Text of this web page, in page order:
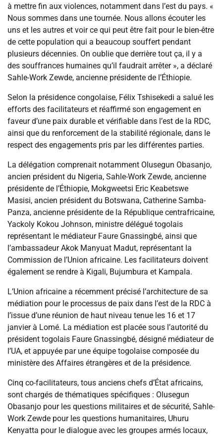
à mettre fin aux violences, notamment dans l’est du pays. «
Nous sommes dans une tournée. Nous allons écouter les
uns et les autres et voir ce qui peut être fait pour le bien-être
de cette population qui a beaucoup souffert pendant
plusieurs décennies. On oublie que derrière tout ça, il y a
des souffrances humaines qu’il faudrait arrêter », a déclaré
Sahle-Work Zewde, ancienne présidente de l’Éthiopie.
Selon la présidence congolaise, Félix Tshisekedi a salué les
efforts des facilitateurs et réaffirmé son engagement en
faveur d’une paix durable et vérifiable dans l’est de la RDC,
ainsi que du renforcement de la stabilité régionale, dans le
respect des engagements pris par les différentes parties.
La délégation comprenait notamment Olusegun Obasanjo,
ancien président du Nigeria, Sahle-Work Zewde, ancienne
présidente de l’Éthiopie, Mokgweetsi Eric Keabetswe
Masisi, ancien président du Botswana, Catherine Samba-
Panza, ancienne présidente de la République centrafricaine,
Yackoly Kokou Johnson, ministre délégué togolais
représentant le médiateur Faure Gnassingbé, ainsi que
l’ambassadeur Akok Manyuat Madut, représentant la
Commission de l’Union africaine. Les facilitateurs doivent
également se rendre à Kigali, Bujumbura et Kampala.
L’Union africaine a récemment précisé l’architecture de sa
médiation pour le processus de paix dans l’est de la RDC à
l’issue d’une réunion de haut niveau tenue les 16 et 17
janvier à Lomé. La médiation est placée sous l’autorité du
président togolais Faure Gnassingbé, désigné médiateur de
l’UA, et appuyée par une équipe togolaise composée du
ministère des Affaires étrangères et de la présidence.
Cinq co-facilitateurs, tous anciens chefs d’État africains,
sont chargés de thématiques spécifiques : Olusegun
Obasanjo pour les questions militaires et de sécurité, Sahle-
Work Zewde pour les questions humanitaires, Uhuru
Kenyatta pour le dialogue avec les groupes armés locaux,